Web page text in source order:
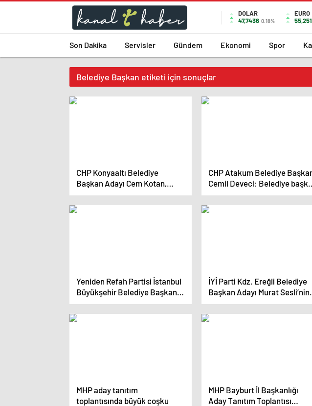
DOLAR
47,7436 0.18%
EURO
Son Dakika Servisler Gündem Ekonomi Spor
Belediye Başkan etiketi için sonuçlar
CHP Konyaaltı Belediye
Başkan Adayı Cem Kotan,
Proje Tanıtım Toplantısında
Hedeflerini Açıkladı
CHP Atakum Belediye
Cemil Deveci: Belediye
adaylarının seçimi önceden
belirlenmeli
Yeniden Refah Partisi İstanbul
Büyükşehir Belediye Başkan
Adayı Mehmet Altınöz ve ilçe
belediye başkan adayları
tanıtıldı
İYİ Parti Kdz. Ereğli Belediye
Başkan Adayı Murat Sesli’nin
Seçim Bürosu Açılışı Yoğun
Katılımla Gerçekleşti
MHP aday tanıtım
toplantısında büyük coşku
MHP Bayburt İl Başkanlığı
Aday Tanıtım Toplantısı